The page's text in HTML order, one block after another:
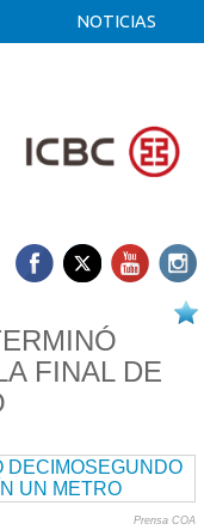
NOTICIAS
FINAL DE
Prensa COA